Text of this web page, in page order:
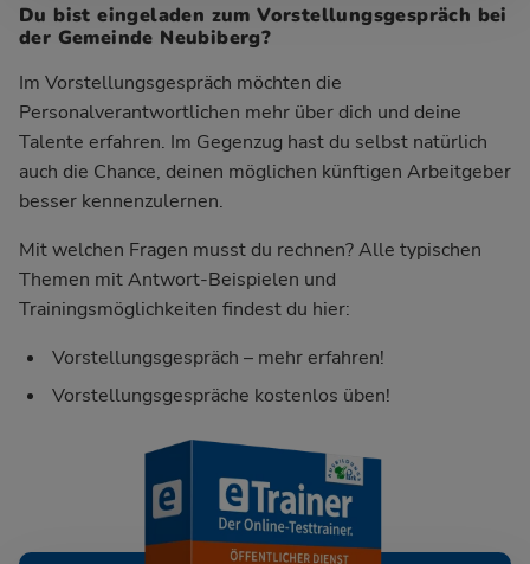
Du bist eingeladen zum Vorstellungsgespräch bei
der Gemeinde Neubiberg?
Im Vorstellungsgespräch möchten die
Personalverantwortlichen mehr über dich und deine
Talente erfahren. Im Gegenzug hast du selbst natürlich
auch die Chance, deinen möglichen künftigen Arbeitgeber
besser kennenzulernen.
Mit welchen Fragen musst du rechnen? Alle typischen
Themen mit Antwort-Beispielen und
Trainingsmöglichkeiten findest du hier:
Vorstellungsgespräch – mehr erfahren!
Vorstellungsgespräche kostenlos üben!